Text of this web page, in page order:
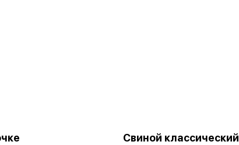
Свиной классический